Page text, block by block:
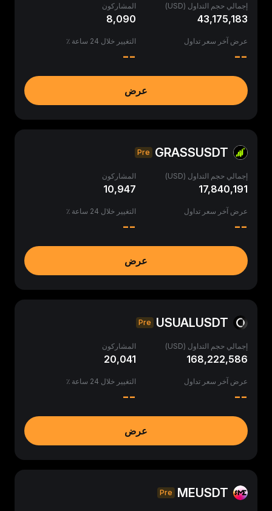
إجمالي حجم التداول (USD)
43,175,183
المشاركون
8,090
عرض آخر سعر تداول
--
التغيير خلال 24 ساعة ٪
--
عرض
GRASSUSDT
Pre
إجمالي حجم التداول (USD)
17,840,191
المشاركون
10,947
عرض آخر سعر تداول
--
التغيير خلال 24 ساعة ٪
--
عرض
USUALUSDT
Pre
إجمالي حجم التداول (USD)
168,222,586
المشاركون
20,041
عرض آخر سعر تداول
--
التغيير خلال 24 ساعة ٪
--
عرض
MEUSDT
Pre